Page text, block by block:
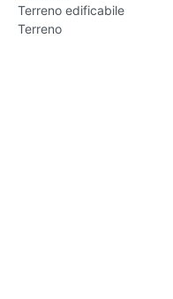
Terreno edificabile
Terreno